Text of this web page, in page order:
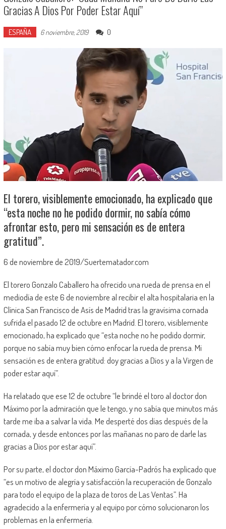
Gracias A Dios Por Poder Estar Aquí”
ESPAÑA 6 noviembre, 2019 0
El torero, visiblemente emocionado, ha explicado que
“esta noche no he podido dormir, no sabía cómo
afrontar esto, pero mi sensación es de entera
gratitud”.
6 de noviembre de 2019/Suertematador.com
El torero Gonzalo Caballero ha ofrecido una rueda de prensa en el
mediodía de este 6 de noviembre al recibir el alta hospitalaria en la
Clínica San Francisco de Asís de Madrid tras la gravísima cornada
sufrida el pasado 12 de octubre en Madrid. El torero, visiblemente
emocionado, ha explicado que “esta noche no he podido dormir,
porque no sabía muy bien cómo enfocar la rueda de prensa. Mi
sensación es de entera gratitud: doy gracias a Dios y a la Virgen de
poder estar aquí”.
Ha relatado que ese 12 de octubre “le brindé el toro al doctor don
Máximo por la admiración que le tengo, y no sabía que minutos más
tarde me iba a salvar la vida. Me desperté dos días después de la
cornada, y desde entonces por las mañanas no paro de darle las
gracias a Dios por estar aquí”.
Por su parte, el doctor don Máximo García-Padrós ha explicado que
“es un motivo de alegría y satisfacción la recuperación de Gonzalo
para todo el equipo de la plaza de toros de Las Ventas”. Ha
agradecido a la enfermería y al equipo por cómo solucionaron los
problemas en la enfermería.